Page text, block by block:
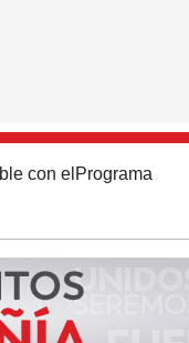
con el Programa